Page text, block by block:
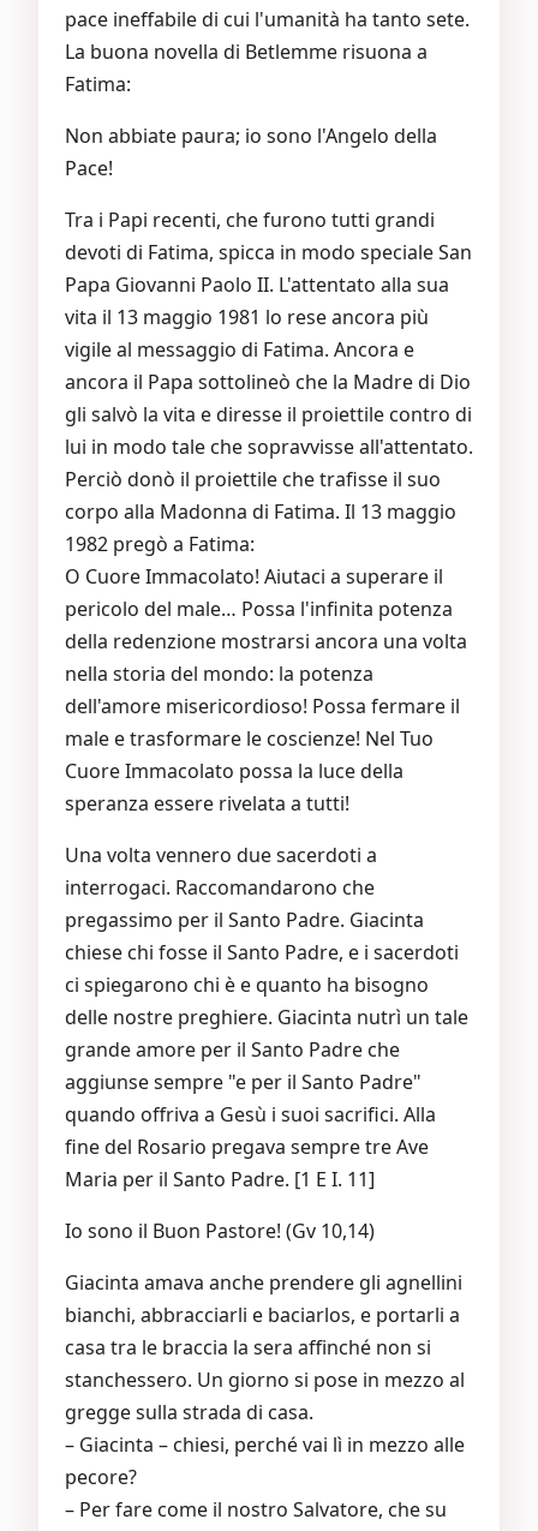
pace ineffabile di cui l'umanità ha tanto sete.
La buona novella di Betlemme risuona a
Fatima:
Non abbiate paura; io sono l'Angelo della
Pace!
Tra i Papi recenti, che furono tutti grandi
devoti di Fatima, spicca in modo speciale San
Papa Giovanni Paolo II. L'attentato alla sua
vita il 13 maggio 1981 lo rese ancora più
vigile al messaggio di Fatima. Ancora e
ancora il Papa sottolineò che la Madre di Dio
gli salvò la vita e diresse il proiettile contro di
lui in modo tale che sopravvisse all'attentato.
Perciò donò il proiettile che trafisse il suo
corpo alla Madonna di Fatima. Il 13 maggio
1982 pregò a Fatima:
O Cuore Immacolato! Aiutaci a superare il
pericolo del male… Possa l'infinita potenza
della redenzione mostrarsi ancora una volta
nella storia del mondo: la potenza
dell'amore misericordioso! Possa fermare il
male e trasformare le coscienze! Nel Tuo
Cuore Immacolato possa la luce della
speranza essere rivelata a tutti!
Una volta vennero due sacerdoti a
interrogaci. Raccomandarono che
pregassimo per il Santo Padre. Giacinta
chiese chi fosse il Santo Padre, e i sacerdoti
ci spiegarono chi è e quanto ha bisogno
delle nostre preghiere. Giacinta nutrì un tale
grande amore per il Santo Padre che
aggiunse sempre "e per il Santo Padre"
quando offriva a Gesù i suoi sacrifici. Alla
fine del Rosario pregava sempre tre Ave
Maria per il Santo Padre. [1 E I. 11]
Io sono il Buon Pastore! (Gv 10,14)
Giacinta amava anche prendere gli agnellini
bianchi, abbracciarli e baciarlos, e portarli a
casa tra le braccia la sera affinché non si
stanchessero. Un giorno si pose in mezzo al
gregge sulla strada di casa.
– Giacinta – chiesi, perché vai lì in mezzo alle
pecore?
– Per fare come il nostro Salvatore, che su